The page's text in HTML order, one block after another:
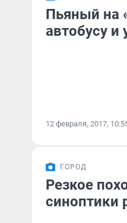
Пьяный на
автобусу
12 февраля, 2017,
ГОРОД
Резкое
синоптики